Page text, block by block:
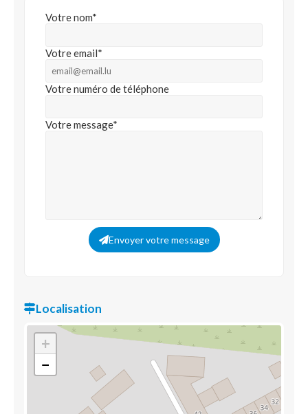
Votre nom*
Votre email*
Votre numéro de téléphone
Votre message*
Envoyer votre message
Localisation
+
−